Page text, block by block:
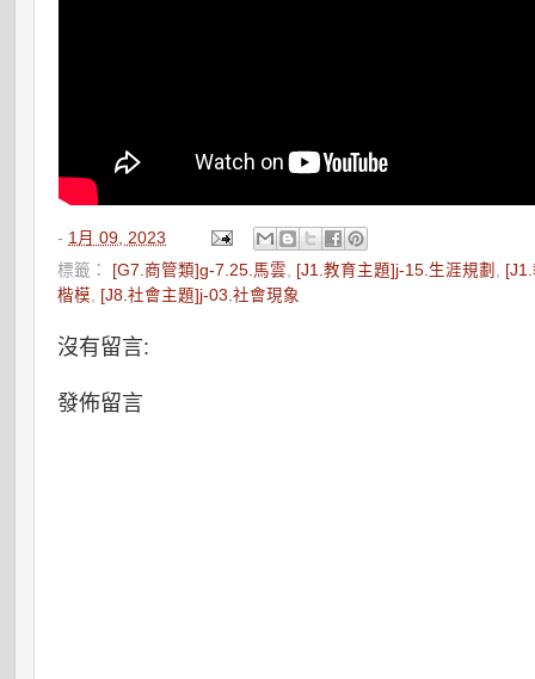
- 1月 09, 2023
標籤： [G7.商管類]g-7.25.馬雲, [J1.教育主題]j-15.生涯規劃 ,
楷模, [J8.社會主題]j-03.社會現象
沒有留言:
發佈留言